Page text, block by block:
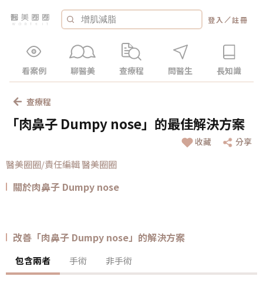
登入 ／註冊
看案例 聊醫美 查療程 問醫生 長知識
查療程
「肉鼻子 Dumpy nose」的最佳解決方案
收藏 分享
醫美圈圈/責任編輯 醫美圈圈
關於肉鼻子 Dumpy nose
改善「肉鼻子 Dumpy nose」的解決方案
包含兩者 手術 非手術